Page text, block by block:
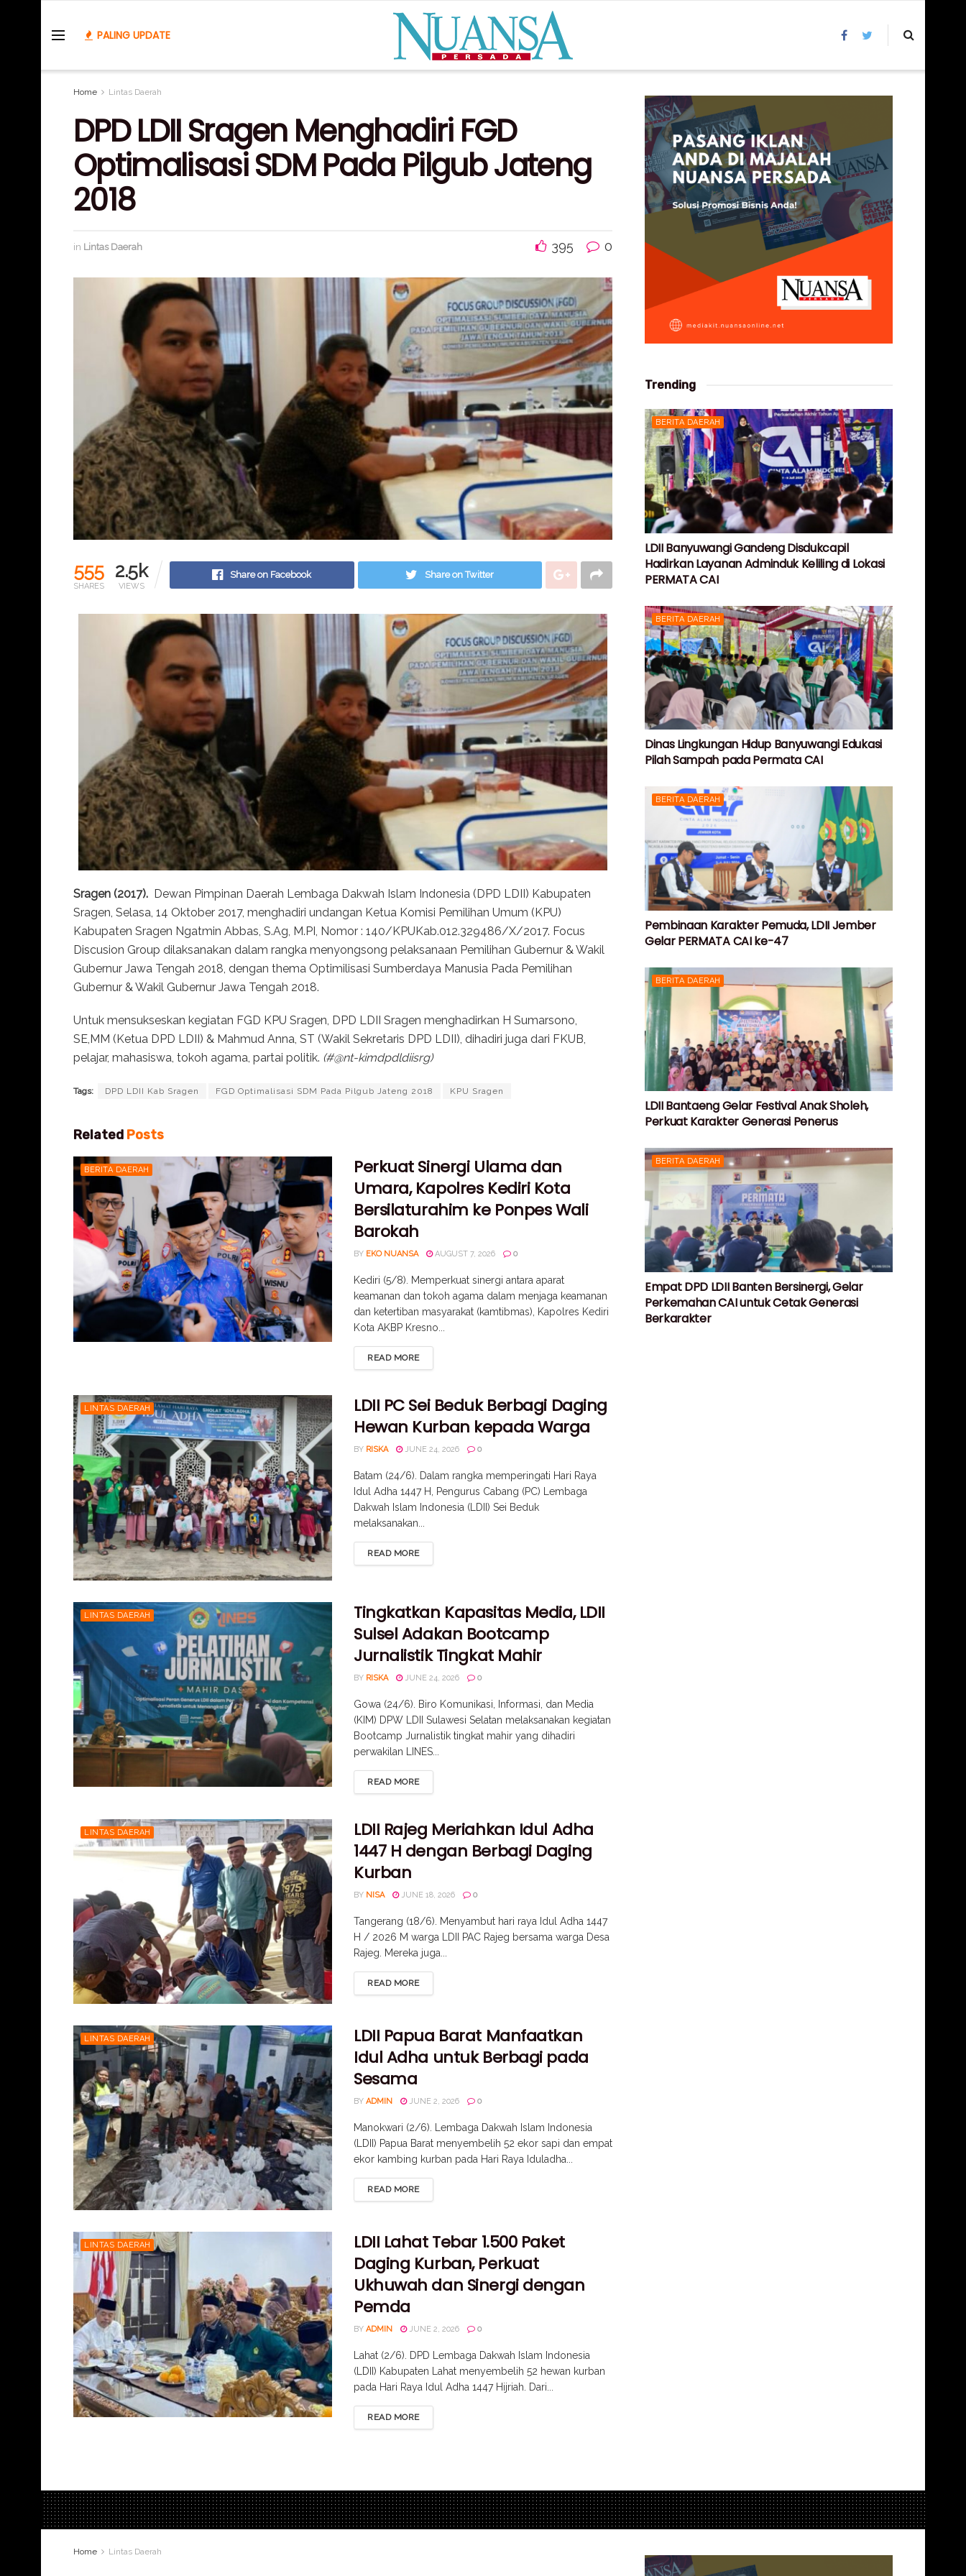
PALING UPDATE
Home Lintas Daerah
DPD LDII Sragen Menghadiri FGD
Optimalisasi SDM Pada Pilgub Jateng
2018
in Lintas Daerah 395 0
555
SHARES
2.5k
VIEWS
Share on Facebook Share on Twitter
Sragen (2017). Dewan Pimpinan Daerah Lembaga Dakwah Islam Indonesia (DPD LDII) Kabupaten
Sragen, Selasa, 14 Oktober 2017, menghadiri undangan Ketua Komisi Pemilihan Umum (KPU)
Kabupaten Sragen Ngatmin Abbas, S.Ag, M.PI, Nomor : 140/KPUKab.012.329486/X/2017. Focus
Discusion Group dilaksanakan dalam rangka menyongsong pelaksanaan Pemilihan Gubernur & Wakil
Gubernur Jawa Tengah 2018, dengan thema Optimilisasi Sumberdaya Manusia Pada Pemilihan
Gubernur & Wakil Gubernur Jawa Tengah 2018.
Untuk mensukseskan kegiatan FGD KPU Sragen, DPD LDII Sragen menghadirkan H Sumarsono,
SE,MM (Ketua DPD LDII) & Mahmud Anna, ST (Wakil Sekretaris DPD LDII), dihadiri juga dari FKUB,
pelajar, mahasiswa, tokoh agama, partai politik. (#@nt-kimdpdldiisrg)
Tags: DPD LDII Kab Sragen FGD Optimalisasi SDM Pada Pilgub Jateng 2018 KPU Sragen
Related Posts
BERITA DAERAH
Perkuat Sinergi Ulama dan
Umara, Kapolres Kediri Kota
Bersilaturahim ke Ponpes Wali
Barokah
BY EKO NUANSA AUGUST 7, 2026 0
Kediri (5/8). Memperkuat sinergi antara aparat
keamanan dan tokoh agama dalam menjaga keamanan
dan ketertiban masyarakat (kamtibmas), Kapolres Kediri
Kota AKBP Kresno...
READ MORE
LINTAS DAERAH
LDII PC Sei Beduk Berbagi Daging
Hewan Kurban kepada Warga
BY RISKA JUNE 24, 2026 0
Batam (24/6). Dalam rangka memperingati Hari Raya
Idul Adha 1447 H, Pengurus Cabang (PC) Lembaga
Dakwah Islam Indonesia (LDII) Sei Beduk
melaksanakan...
READ MORE
LINTAS DAERAH
Tingkatkan Kapasitas Media, LDII
Sulsel Adakan Bootcamp
Jurnalistik Tingkat Mahir
BY RISKA JUNE 24, 2026 0
Gowa (24/6). Biro Komunikasi, Informasi, dan Media
(KIM) DPW LDII Sulawesi Selatan melaksanakan kegiatan
Bootcamp Jurnalistik tingkat mahir yang dihadiri
perwakilan LINES...
READ MORE
LINTAS DAERAH
LDII Rajeg Meriahkan Idul Adha
1447 H dengan Berbagi Daging
Kurban
BY NISA JUNE 18, 2026 0
Tangerang (18/6). Menyambut hari raya Idul Adha 1447
H / 2026 M warga LDII PAC Rajeg bersama warga Desa
Rajeg. Mereka juga...
READ MORE
LINTAS DAERAH
LDII Papua Barat Manfaatkan
Idul Adha untuk Berbagi pada
Sesama
BY ADMIN JUNE 2, 2026 0
Manokwari (2/6). Lembaga Dakwah Islam Indonesia
(LDII) Papua Barat menyembelih 52 ekor sapi dan empat
ekor kambing kurban pada Hari Raya Iduladha...
READ MORE
LINTAS DAERAH
LDII Lahat Tebar 1.500 Paket
Daging Kurban, Perkuat
Ukhuwah dan Sinergi dengan
Pemda
BY ADMIN JUNE 2, 2026 0
Lahat (2/6). DPD Lembaga Dakwah Islam Indonesia
(LDII) Kabupaten Lahat menyembelih 52 hewan kurban
pada Hari Raya Idul Adha 1447 Hijriah. Dari...
READ MORE
Trending
BERITA DAERAH
LDII Banyuwangi Gandeng Disdukcapil
Hadirkan Layanan Adminduk Keliling di Lokasi
PERMATA CAI
BERITA DAERAH
Dinas Lingkungan Hidup Banyuwangi Edukasi
Pilah Sampah pada Permata CAI
BERITA DAERAH
Pembinaan Karakter Pemuda, LDII Jember
Gelar PERMATA CAI ke-47
BERITA DAERAH
LDII Bantaeng Gelar Festival Anak Sholeh,
Perkuat Karakter Generasi Penerus
BERITA DAERAH
Empat DPD LDII Banten Bersinergi, Gelar
Perkemahan CAI untuk Cetak Generasi
Berkarakter
Home Lintas Daerah